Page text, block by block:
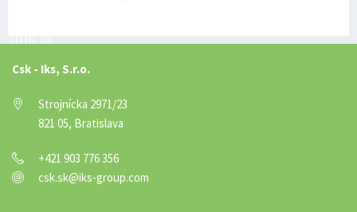
Csk - Iks, S.r.o.
Strojnícka 2971/23
821 05, Bratislava
+421 903 776 356
csk.sk@iks-group.com